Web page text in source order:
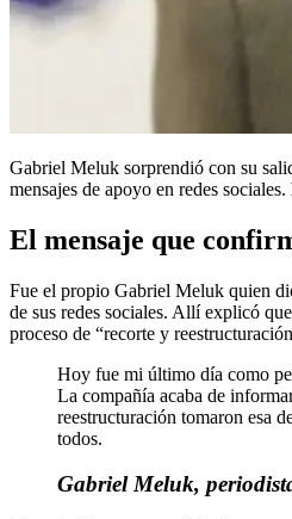
Gabriel Meluk sorprendió con su
mensajes de apoyo en redes sociales.
El mensaje que
Fue el propio Gabriel Meluk quien
de sus redes sociales. Allí explicó
proceso de “recorte y
Hoy fue mi último día como
La compañía acaba de
reestructuración tomaron esa
todos.
Gabriel Meluk,